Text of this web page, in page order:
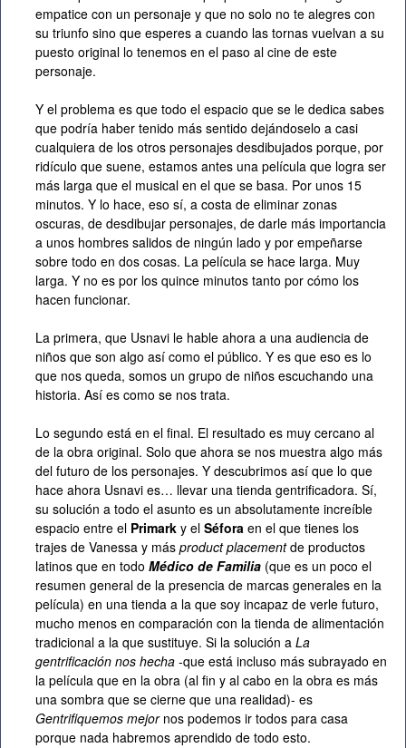
empatice con un personaje y que no solo no te alegres con
su triunfo sino que esperes a cuando las tornas vuelvan a su
puesto original lo tenemos en el paso al cine de este
personaje.
Y el problema es que todo el espacio que se le dedica sabes
que podría haber tenido más sentido dejándoselo a casi
cualquiera de los otros personajes desdibujados porque, por
ridículo que suene, estamos antes una película que logra ser
más larga que el musical en el que se basa. Por unos 15
minutos. Y lo hace, eso sí, a costa de eliminar zonas
oscuras, de desdibujar personajes, de darle más importancia
a unos hombres salidos de ningún lado y por empeñarse
sobre todo en dos cosas. La película se hace larga. Muy
larga. Y no es por los quince minutos tanto por cómo los
hacen funcionar.
La primera, que Usnavi le hable ahora a una audiencia de
niños que son algo así como el público. Y es que eso es lo
que nos queda, somos un grupo de niños escuchando una
historia. Así es como se nos trata.
Lo segundo está en el final. El resultado es muy cercano al
de la obra original. Solo que ahora se nos muestra algo más
del futuro de los personajes. Y descubrimos así que lo que
hace ahora Usnavi es… llevar una tienda gentrificadora. Sí,
su solución a todo el asunto es un absolutamente increíble
espacio entre el Primark y el Séfora en el que tienes los
trajes de Vanessa y más product placementde productos
latinos que en todo Médico de Familia (que es un poco el
resumen general de la presencia de marcas generales en la
película) en una tienda a la que soy incapaz de verle futuro,
mucho menos en comparación con la tienda de alimentación
tradicional a la que sustituye. Si la solución a La
gentrificación nos hecha -que está incluso más subrayado en
la película que en la obra (al fin y al cabo en la obra es más
una sombra que se cierne que una realidad)- es
Gentrifiquemos mejornos podemos ir todos para casa
porque nada habremos aprendido de todo esto.